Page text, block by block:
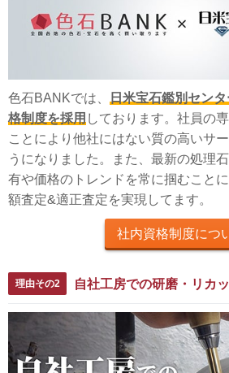
色石BANKでは、
日米宝石鑑別セン
格制度を採用 しております。社員の
ことにより他社にはない質の高いサ
うになりました。また、最新の処理
有や価格のトレンドを常に掴むこと
額査定&適正査定を実現してます。
社内資格制度につ
理由その2 自社工房での研磨・リカ